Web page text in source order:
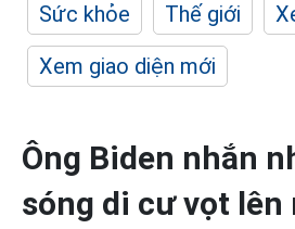
Sức khỏe
Thế giới
Xem giao diện mới
Ông Biden nhắn
sóng di cư vọt lên